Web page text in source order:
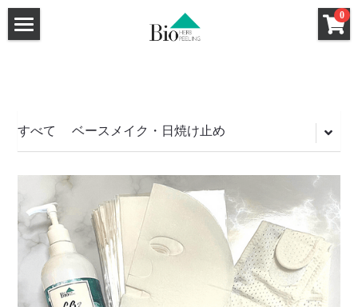
0
ハーブピーリングHow To
強炭酸ガスパック
炭酸小顔メソット認定講座
和漢ハーブフォーミングウォッシュ
和漢ハーブクレンジング
導入サロン一覧
特薦サロン
Bio Peel特薦サロン
Bio Peel講師
すべて ベースメイク・日焼け止め
×
ストアカテゴリー
クレンジング
サロン導入キット
ハーブピーリング
和漢ハーブCo2パック